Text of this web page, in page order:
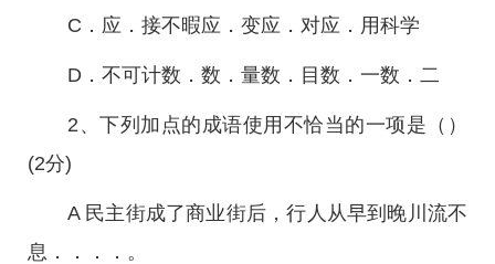
C．应．接不暇应．变应．对应．用科学
D．不可计数．数．量数．目数．一数．二
2、下列加点的成语使用不恰当的一项是（）
(2分)
A 民主街成了商业街后，行人从早到晚川流不
息．．．．。